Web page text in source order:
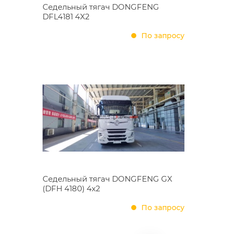
Седельный тягач DONGFENG
DFL4181 4X2
По запросу
Седельный тягач DONGFENG GX
(DFH 4180) 4х2
По запросу